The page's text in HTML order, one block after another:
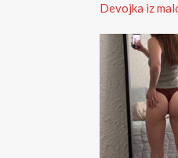
Devojka iz